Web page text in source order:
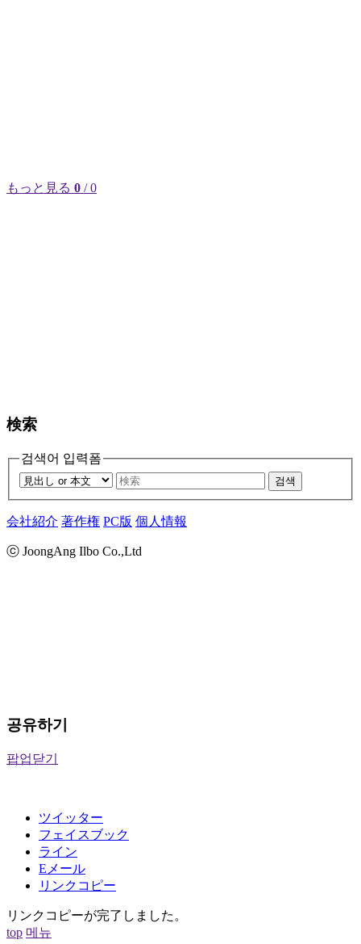
もっと見る 0 / 0
検索
검색어 입력폼
검색
会社紹介 著作権 PC版 個人情報
ⓒ JoongAng Ilbo Co.,Ltd
공유하기
팝업닫기
ツイッター
フェイスブック
ライン
Eメール
リンクコピー
リンクコピーが完了しました。
top 메뉴